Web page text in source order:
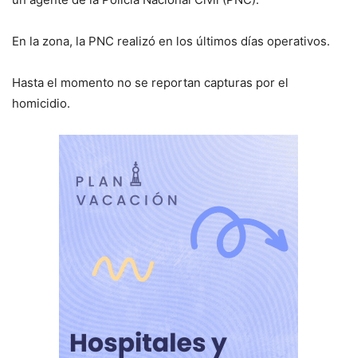
En la zona, la PNC realizó en los últimos días operativos.
Hasta el momento no se reportan capturas por el
homicidio.